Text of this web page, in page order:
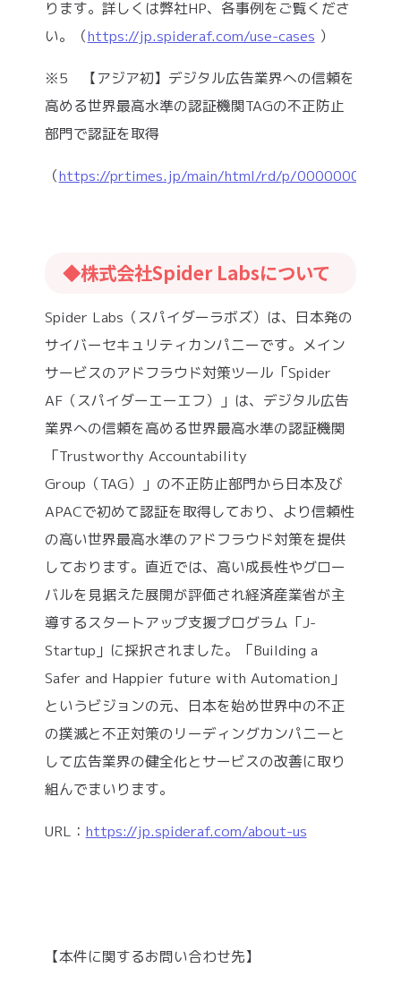
ります。詳しくは弊社HP、各事例をご覧くださ
い。（https://jp.spideraf.com/use-cases ）
※5 【アジア初】デジタル広告業界への信頼を
高める世界最高水準の認証機関TAGの不正防止
部門で認証を取得
（https://prtimes.jp/main/html/rd/p/
◆株式会社Spider Labsについて
Spider Labs（スパイダーラボズ）は、日本発の
サイバーセキュリティカンパニーです。メイン
サービスのアドフラウド対策ツール「Spider
AF（スパイダーエーエフ）」は、デジタル広告
業界への信頼を高める世界最高水準の認証機関
「Trustworthy Accountability
Group（TAG）」の不正防止部門から日本及び
APACで初めて認証を取得しており、より信頼性
の高い世界最高水準のアドフラウド対策を提供
しております。直近では、高い成長性やグロー
バルを見据えた展開が評価され経済産業省が主
導するスタートアップ支援プログラム「J-
Startup」に採択されました。「Building a
Safer and Happier future with Automation」
というビジョンの元、日本を始め世界中の不正
の撲滅と不正対策のリーディングカンパニーと
して広告業界の健全化とサービスの改善に取り
組んでまいります。
URL： https://jp.spideraf.com/about-us
【本件に関するお問い合わせ先】